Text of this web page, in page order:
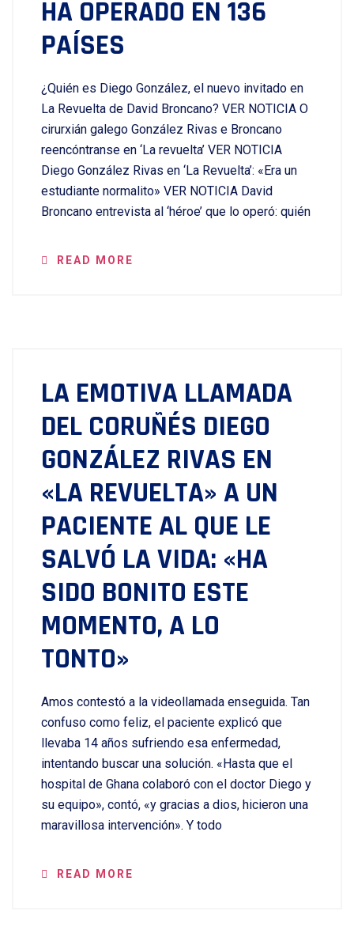
HA OPERADO EN 136
PAÍSES
¿Quién es Diego González, el nuevo invitado en
La Revuelta de David Broncano? VER NOTICIA O
cirurxián galego González Rivas e Broncano
reencóntranse en ‘La revuelta’ VER NOTICIA
Diego González Rivas en ‘La Revuelta’: «Era un
estudiante normalito» VER NOTICIA David
Broncano entrevista al ‘héroe’ que lo operó: quién
READ MORE
LA EMOTIVA LLAMADA
DEL CORUÑÉS DIEGO
GONZÁLEZ RIVAS EN
«LA REVUELTA» A UN
PACIENTE AL QUE LE
SALVÓ LA VIDA: «HA
SIDO BONITO ESTE
MOMENTO, A LO
TONTO»
Amos contestó a la videollamada enseguida. Tan
confuso como feliz, el paciente explicó que
llevaba 14 años sufriendo esa enfermedad,
intentando buscar una solución. «Hasta que el
hospital de Ghana colaboró con el doctor Diego y
su equipo», contó, «y gracias a dios, hicieron una
maravillosa intervención». Y todo
READ MORE